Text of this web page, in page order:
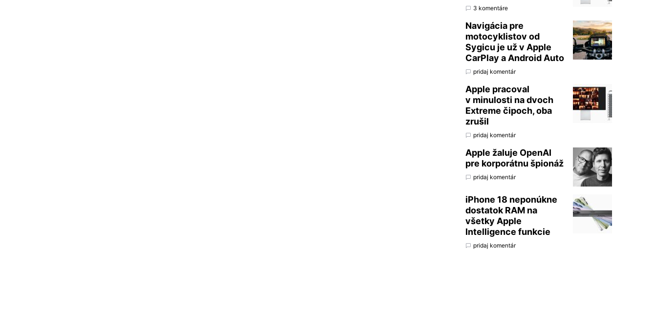
3 komentáre
Navigácia pre
motocyklistov od
Sygicu je už v Apple
CarPlay a Android Auto
pridaj komentár
Apple pracoval
v minulosti na dvoch
Extreme čipoch, oba
zrušil
pridaj komentár
Apple žaluje OpenAI
pre korporátnu špionáž
pridaj komentár
iPhone 18 neponúkne
dostatok RAM na
všetky Apple
Intelligence funkcie
pridaj komentár